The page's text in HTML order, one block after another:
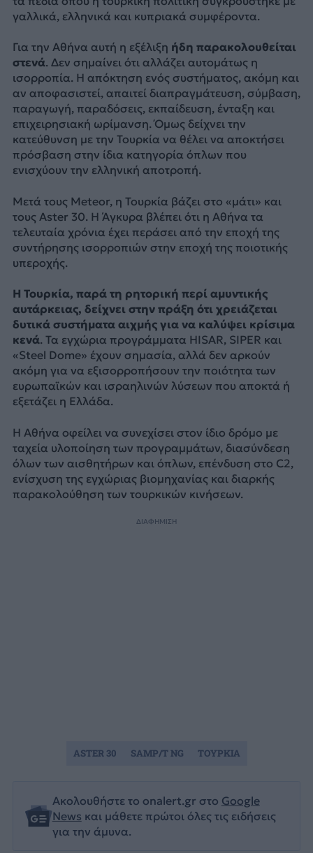
γαλλικά, ελληνικά και κυπριακά συμφέροντα.
Για την Αθήνα αυτή η εξέλιξη ήδη παρακολουθείται
στενά. Δεν σημαίνει ότι αλλάζει αυτομάτως η
ισορροπία. Η απόκτηση ενός συστήματος, ακόμη και
αν αποφασιστεί, απαιτεί διαπραγμάτευση, σύμβαση,
παραγωγή, παραδόσεις, εκπαίδευση, ένταξη και
επιχειρησιακή ωρίμανση. Όμως δείχνει την
κατεύθυνση με την Τουρκία να θέλει να αποκτήσει
πρόσβαση στην ίδια κατηγορία όπλων που
ενισχύουν την ελληνική αποτροπή.
Μετά τους Meteor, η Τουρκία βάζει στο «μάτι» και
τους Aster 30. Η Άγκυρα βλέπει ότι η Αθήνα τα
τελευταία χρόνια έχει περάσει από την εποχή της
συντήρησης ισορροπιών στην εποχή της ποιοτικής
υπεροχής.
Η Τουρκία, παρά τη ρητορική περί αμυντικής
αυτάρκειας, δείχνει στην πράξη ότι χρειάζεται
δυτικά συστήματα αιχμής για να καλύψει κρίσιμα
κενά. Τα εγχώρια προγράμματα HISAR, SIPER και
«Steel Dome» έχουν σημασία, αλλά δεν αρκούν
ακόμη για να εξισορροπήσουν την ποιότητα των
ευρωπαϊκών και ισραηλινών λύσεων που αποκτά ή
εξετάζει η Ελλάδα.
Η Αθήνα οφείλει να συνεχίσει στον ίδιο δρόμο με
ταχεία υλοποίηση των προγραμμάτων, διασύνδεση
όλων των αισθητήρων και όπλων, επένδυση στο C2,
ενίσχυση της εγχώριας βιομηχανίας και διαρκής
παρακολούθηση των τουρκικών κινήσεων.
ΔΙΑΦΗΜΙΣΗ
Ακολουθήστε το onalert.gr στο Google
News και μάθετε πρώτοι όλες τις ειδήσεις
για την άμυνα.
ASTER 30 SAMP/T NG ΤΟΥΡΚΙΑ